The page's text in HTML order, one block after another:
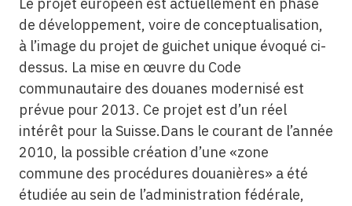
de développement, voire de conceptualisation,
à l’image du projet de guichet unique évoqué ci-
dessus. La mise en œuvre du Code
communautaire des douanes modernisé est
prévue pour 2013. Ce projet est d’un réel
intérêt pour la Suisse.Dans le courant de l’année
2010, la possible création d’une «zone
commune des procédures douanières» a été
étudiée au sein de l’administration fédérale,